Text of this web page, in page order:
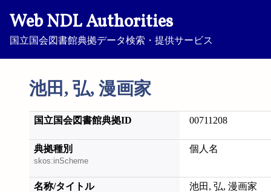
Web NDL Authorities
国立国会図書館典拠データ検索・提供サービス
池田, 弘, 漫画家
国立国会図書館典拠ID 00711208
典拠種別
skos:inScheme
個人名
名称/タイトル 池田, 弘, 漫画家